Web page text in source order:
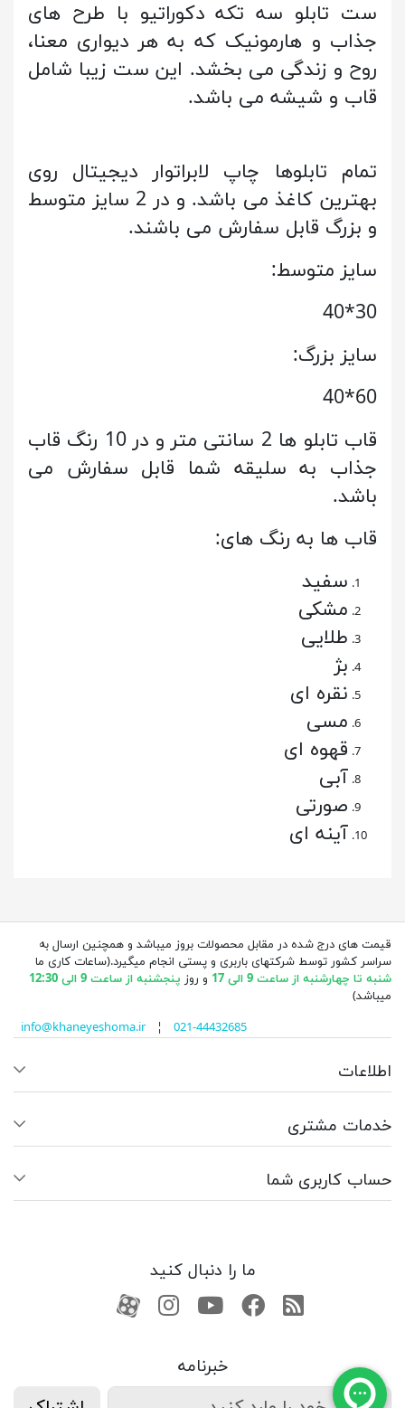
ست تابلو سه تکه دکوراتیو با طرح های
جذاب و هارمونیک که به هر دیواری معنا،
روح و زندگی می بخشد. این ست زیبا شامل
قاب و شیشه می باشد.
تمام تابلوها چاپ لابراتوار دیجیتال روی
بهترین کاغذ می باشد. و در 2 سایز متوسط
و بزرگ قابل سفارش می باشند.
سایز متوسط:
30*40
سایز بزرگ:
60*40
قاب تابلو ها 2 سانتی متر و در 10 رنگ قاب
جذاب به سلیقه شما قابل سفارش می
باشد.
قاب ها به رنگ های:
سفید
مشکی
طلایی
بژ
نقره ای
مسی
قهوه ای
آبی
صورتی
آینه ای
قیمت های درج شده در مقابل محصولات بروز میباشد و همچنین ارسال به
سراسر کشور توسط شرکتهای باربری و پستی انجام میگیرد.(ساعات کاری ما
شنبه تا چهارشنبه از ساعت 9 الی 17
و روز پنجشنبه از ساعت 9 الی 12:30
میباشد)
info@khaneyeshoma.ir¦ 021-44432685
اطلاعات
خدمات مشتری
حساب کاربری شما
ما را دنبال کنید
RSSفیسبوکیوتیوبکانال آپارات
کانال آپارات
خبرنامه